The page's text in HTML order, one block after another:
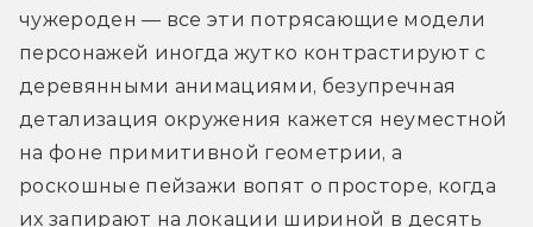
чужероден — все эти потрясающие модели
персонажей иногда жутко контрастируют с
деревянными анимациями, безупречная
детализация окружения кажется неуместной
на фоне примитивной геометрии, а
роскошные пейзажи вопят о просторе, когда
их запирают на локации шириной в десять